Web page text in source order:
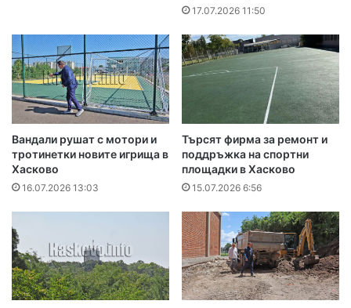
17.07.2026 11:50
Вандали рушат с мотори и
тротинетки новите игрища в
Хасково
16.07.2026 13:03
Търсят фирма за ремонт и
поддръжка на спортни
площадки в Хасково
15.07.2026 6:56